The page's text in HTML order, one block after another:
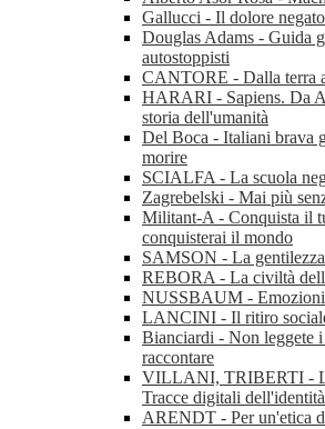
Gallucci - Il dolore negato
Douglas Adams - Guida
autostoppisti
CANTORE - Dalla terra
HARARI - Sapiens. Da
storia dell'umanità
Del Boca - Italiani brava
morire
SCIALFA - La scuola
Zagrebelski - Mai più
Militant-A - Conquista il
conquisterai il mondo
SAMSON - La gentilezza
REBORA - La civiltà
NUSSBAUM -
LANCINI - Il ritiro
Bianciardi - Non leggete
raccontare
VILLANI, TRIBERTI -
Tracce digitali dell'identità
ARENDT - Per un'etica